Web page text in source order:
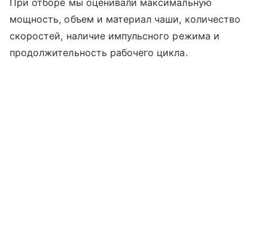
мощность, объем и материал чаши, количество
скоростей, наличие импульсного режима и
продолжительность рабочего цикла.